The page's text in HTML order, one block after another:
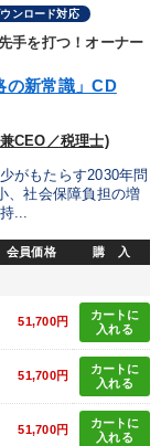
ンロード対応
手を打つ！オーナー
の新常識」CD
CEO／税理士)
がもたらす2030年問
、社会保障負担の増
...
会員価格 購 入
51,700円
カートに
入れる
51,700円
カートに
入れる
51,700円
カートに
入れる